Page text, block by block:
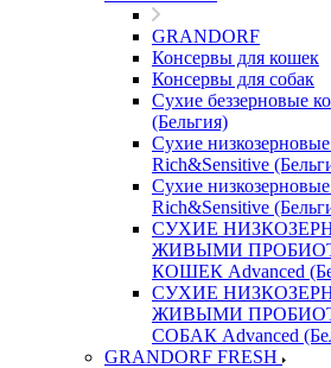
GRANDORF
Консервы для кошек
Консервы для собак
Сухие беззерновые
(Бельгия)
Сухие
Rich&Sensitive
Сухие
Rich&Sensitive
СУХИЕ
ЖИВЫМИ
КОШЕК Advanced
СУХИЕ
ЖИВЫМИ
СОБАК Advanced
GRANDORF FRESH